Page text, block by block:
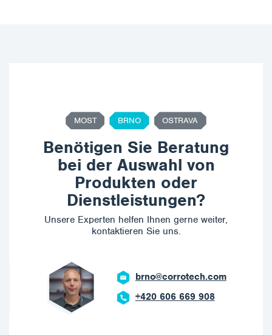
MOST BRNO OSTRAVA
Benötigen Sie Beratung
bei der Auswahl von
Produkten oder
Dienstleistungen?
Unsere Experten helfen Ihnen gerne weiter,
kontaktieren Sie uns.
brno@corrotech.com
+420 606 669 908